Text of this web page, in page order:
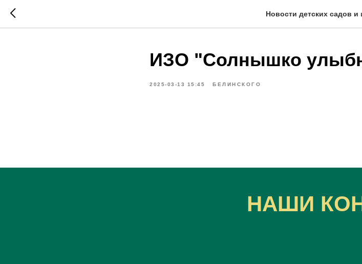
Новости детских садов
ИЗО "Солнышко
2025-03-13 15:45 БЕЛИНСКОГО
НАШИ